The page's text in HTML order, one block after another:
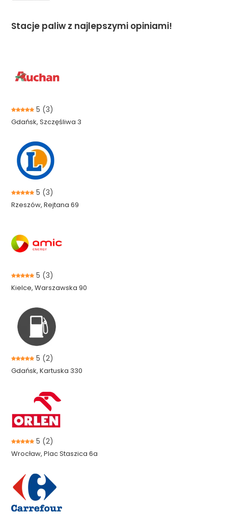
Stacje paliw z najlepszymi opiniami!
5 (3)
Gdańsk, Szczęśliwa 3
5 (3)
Rzeszów, Rejtana 69
5 (3)
Kielce, Warszawska 90
5 (2)
Gdańsk, Kartuska 330
5 (2)
Wrocław, Plac Staszica 6a